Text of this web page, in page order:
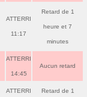
ATTERRI
11:17
Retard de 1
heure et 7
minutes
ATTERRI
14:45
Aucun retard
ATTERRI Retard de 1